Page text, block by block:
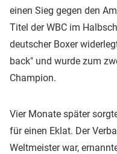
einen Sieg gegen den
Titel der WBC im
deutscher Boxer
back" und wurde zum
Champion.
Vier Monate später
für einen Eklat. Der
Weltmeister war,